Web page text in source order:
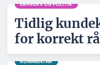
ERHVERV OG POLITIK
Tidlig
for korrekt
KOMMENTAR